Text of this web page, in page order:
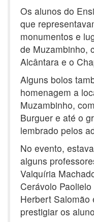
Os alunos do
que
monumentos e
de Muzambinho,
Alcântara e o
Alguns bolos
homenagem a
Muzambinho,
Burguer e até o
lembrado pelos
No evento,
alguns
Valquíria
Cerávolo
Herbert Salomão
prestigiar os